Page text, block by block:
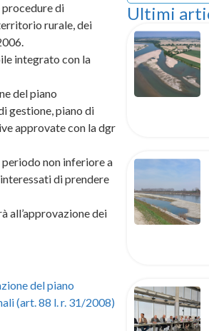
di
rurale, dei
integrato con la
del piano
gestione, piano di
approvate con la dgr
periodo non inferiore a
di prendere
all’approvazione dei
del piano
(art. 88 l. r. 31/2008)
Ultimi